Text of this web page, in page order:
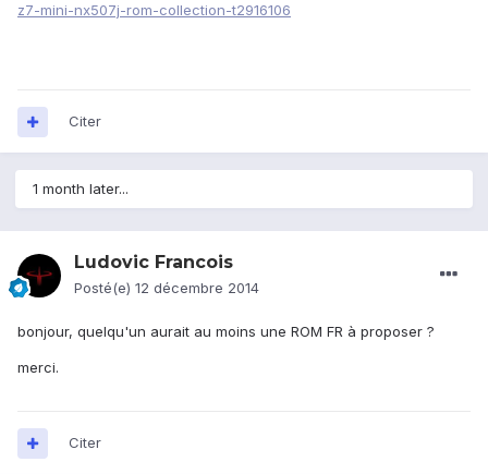
z7-mini-nx507j-rom-collection-t2916106
Citer
1 month later...
Ludovic Francois
Posté(e) 12 décembre 2014
bonjour, quelqu'un aurait au moins une ROM FR à proposer ?
merci.
Citer